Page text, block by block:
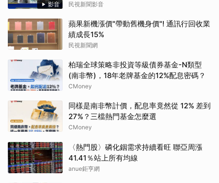
影音 民視新聞影音
蘋果新機漲價"帶動舊機身價"! 通訊行回收業
績成長15%
民視新聞網
柏瑞全球策略非投資等級債券基金-N類型
(南非幣)，18年老牌基金的12%配息密碼？
CMoney
同樣是南非幣計價，配息率竟然從 12% 差到
27%？三檔熱門基金怎麼選
CMoney
〈熱門股〉磷化銦需求持續看旺 聯亞周漲
41.41％站上所有均線
anue鉅亨網